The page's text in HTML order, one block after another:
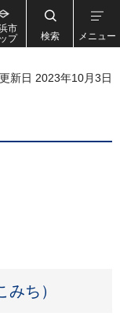
市
プ
検索 メニュー
新日 2023年10月3日
ち）